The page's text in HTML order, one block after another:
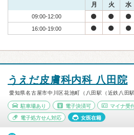
月 火 水
09:00-12:00
16:00-19:00
うえだ皮膚科内科 八田院
愛知県名古屋市中川区花池町（八田駅（近鉄八田
駐車場あり 電子決済可 マイナ受
電子処方せん対応 女医在籍